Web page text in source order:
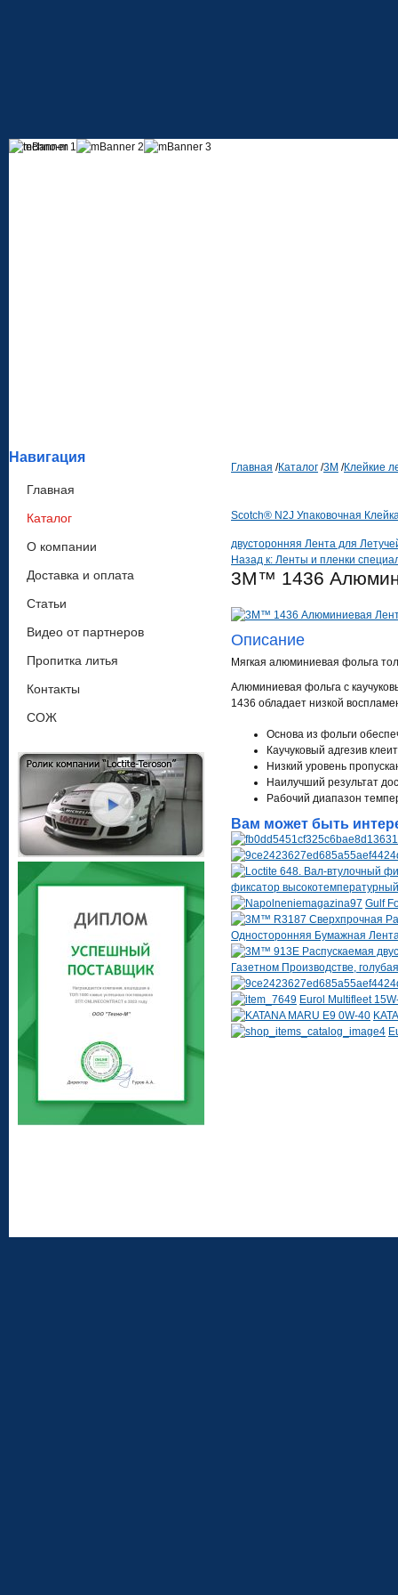
Навигация
Главная
Каталог
О компании
Доставка и оплата
Статьи
Видео от партнеров
Пропитка литья
Контакты
СОЖ
Главная /Каталог /3М /Клейкие
Scotch® N2J Упаковочная
двусторонняя Лента для
Назад к: Ленты и пленки
3M™ 1436
Описание
Мягкая алюминиевая фольга
Алюминиевая фольга с
1436 обладает низкой
Основа из фольги
Каучуковый адгезив
Низкий уровень
Наилучший результат
Рабочий диапазон
Вам может быть
фиксатор
Gulf
Односторонняя Бумажная
Газетном Производстве,
Eurol Multifleet